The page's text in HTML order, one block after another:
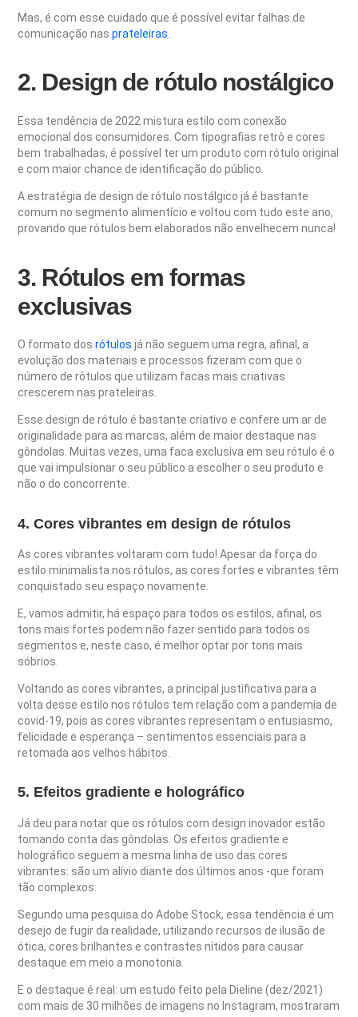
Mas, é com esse cuidado que é possível evitar falhas de
comunicação nasprateleiras
2. Design de rótulo nostálgico
Essa tendência de 2022 mistura estilo com conexão
emocional dos consumidores. Com tipografias retrô e cores
bem trabalhadas, é possível ter um produto com rótulo original
e com maior chance de identificação do público.
A estratégia de design de rótulo nostálgico já é bastante
comum no segmento alimentício e voltou com tudo este ano,
provando que rótulos bem elaborados não envelhecem nunca!
3. Rótulos em formas
exclusivas
O formato dosrótulos já não seguem uma regra, afinal, a
evolução dos materiais e processos fizeram com que o
número de rótulos que utilizam facas mais criativas
crescerem nas prateleiras.
Esse design de rótulo é bastante criativo e confere um ar de
originalidade para as marcas, além de maior destaque nas
gôndolas. Muitas vezes, uma faca exclusiva em seu rótulo é o
que vai impulsionar o seu público a escolher o seu produto e
não o do concorrente.
4. Cores vibrantes em design de rótulos
As cores vibrantes voltaram com tudo! Apesar da força do
estilo minimalista nos rótulos, as cores fortes e vibrantes têm
conquistado seu espaço novamente.
E, vamos admitir, há espaço para todos os estilos, afinal, os
tons mais fortes podem não fazer sentido para todos os
segmentos e, neste caso, é melhor optar por tons mais
sóbrios.
Voltando as cores vibrantes, a principal justificativa para a
volta desse estilo nos rótulos tem relação com a pandemia de
covid-19, pois as cores vibrantes representam o entusiasmo,
felicidade e esperança – sentimentos essenciais para a
retomada aos velhos hábitos.
5. Efeitos gradiente e holográfico
Já deu para notar que os rótulos com design inovador estão
tomando conta das gôndolas. Os efeitos gradiente e
holográfico seguem a mesma linha de uso das cores
vibrantes: são um alívio diante dos últimos anos -que foram
tão complexos.
Segundo uma pesquisa do Adobe Stock, essa tendência é um
desejo de fugir da realidade, utilizando recursos de ilusão de
ótica, cores brilhantes e contrastes nítidos para causar
destaque em meio a monotonia.
E o destaque é real: um estudo feito pela Dieline (dez/2021)
com mais de 30 milhões de imagens no Instagram, mostraram